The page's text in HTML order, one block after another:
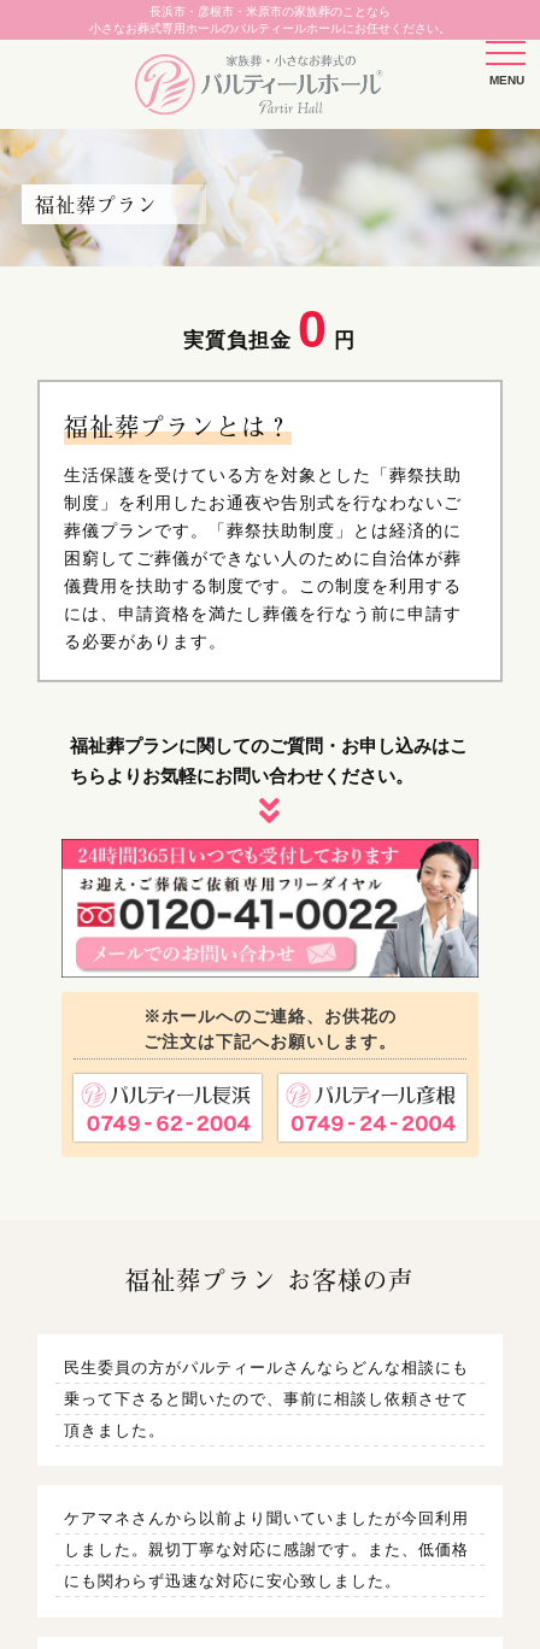
長浜市・彦根市・米原市の家族葬のことなら
小さなお葬式専用ホールのパルティールホールにお任せください。
福祉葬プラン
実質負担金 0 円
福祉葬プランとは？
生活保護を受けている方を対象とした「葬祭扶助
制度」を利用したお通夜や告別式を行なわないご
葬儀プランです。「葬祭扶助制度」とは経済的に
困窮してご葬儀ができない人のために自治体が葬
儀費用を扶助する制度です。この制度を利用する
には、申請資格を満たし葬儀を行なう前に申請す
る必要があります。
福祉葬プランに関してのご質問・お申し込みはこ
ちらよりお気軽にお問い合わせください。
※ホールへのご連絡、お供花の
ご注文は下記へお願いします。
福祉葬プラン お客様の声
民生委員の方がパルティールさんならどんな相談にも
乗って下さると聞いたので、事前に相談し依頼させて
頂きました。
ケアマネさんから以前より聞いていましたが今回利用
しました。親切丁寧な対応に感謝です。また、低価格
にも関わらず迅速な対応に安心致しました。